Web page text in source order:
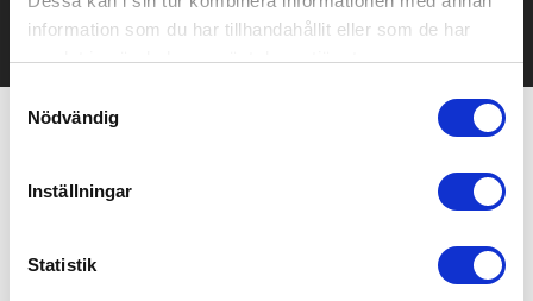
information som du har tillhandahållit eller som de har
samlat in när du har använt deras tjänster.
Samtyckesval
Nödvändig
Inställningar
Statistik
KONTAKTA OSS